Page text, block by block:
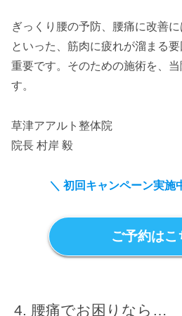
ぎっくり腰の予防、腰痛に改善
といった、筋肉に疲れが溜まる
重要です。そのための施術を、
す。
草津アアルト整体院
院長 村岸 毅
＼ 初回キャンペーン実施
ご予約はこ
腰痛でお困りなら…